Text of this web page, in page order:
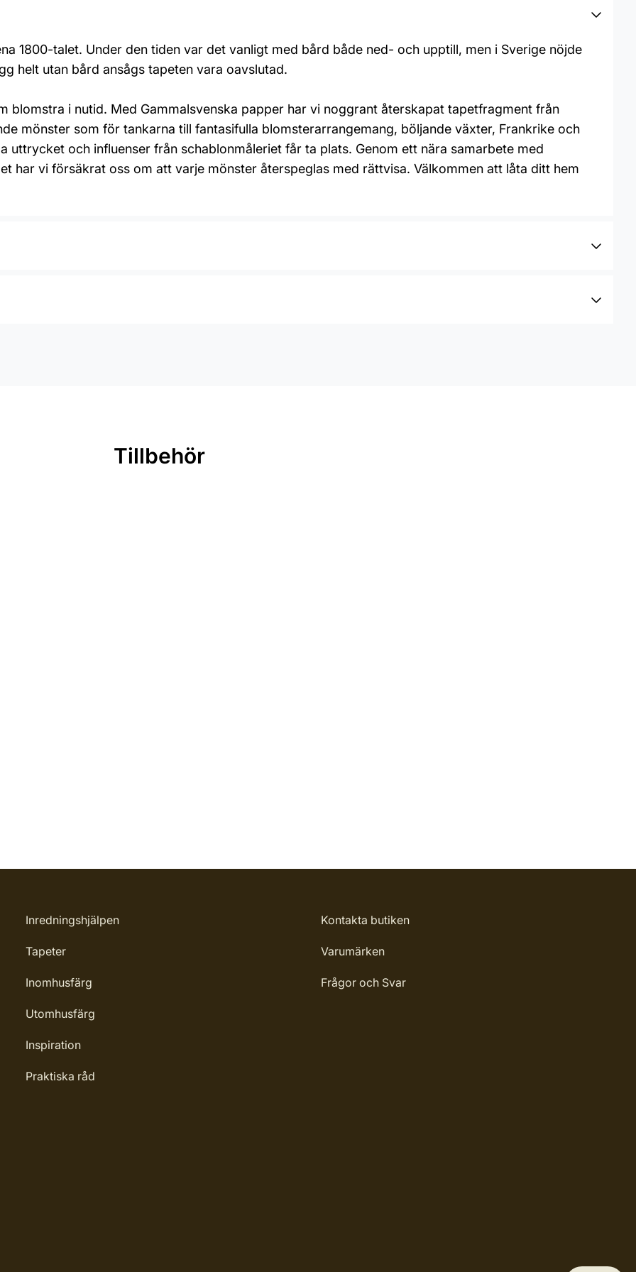
1800-talet. Under den tiden var det vanligt med bård både ned- och upptill, men i Sverige nöjde
helt utan bård ansågs tapeten vara oavslutad.
blomstra i nutid. Med Gammalsvenska papper har vi noggrant återskapat tapetfragment från
mönster som för tankarna till fantasifulla blomsterarrangemang, böljande växter, Frankrike och
uttrycket och influenser från schablonmåleriet får ta plats. Genom ett nära samarbete med
har vi försäkrat oss om att varje mönster återspeglas med rättvisa. Välkommen att låta ditt hem
Tillbehör
Inredningshjälpen
Tapeter
Inomhusfärg
Utomhusfärg
Inspiration
Praktiska råd
Kontakta butiken
Varumärken
Frågor och Svar